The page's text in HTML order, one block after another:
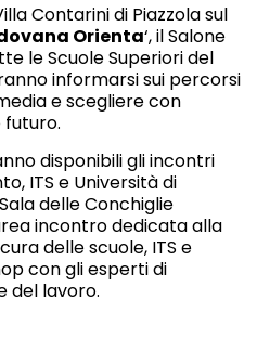
Contarini di Piazzola sul
Orienta‘, il Salone
le Scuole Superiori del
informarsi sui percorsi
e scegliere con
disponibili gli incontri
ITS e Università di
delle Conchiglie
incontro dedicata alla
delle scuole, ITS e
con gli esperti di
del lavoro.